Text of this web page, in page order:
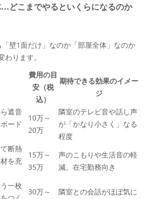
違うか
くらまで出す？家計や暮らしから考
算
リフォームの落とし穴と後悔しないた
も静かにならなかった相談事例と、原
方
落としで工事やり直し…よくあるトラ
額だけ見て選ぶと危険！比較すべき3
っ越しや売却か？堺市の中古市場から
”
どこまでやるといくらになるのか
壁1面だけ」なのか「部屋全体」なのか
ります。
費用の目
安（税
込）
期待できる効果のイメー
ジ
遮音
ード
10万～
20万
隣室のテレビ音や話し声
が「かなり小さく」なる
程度
断熱
を充
15万～
35万
声のこもりや生活音の軽
減、在宅勤務向き
一枚
30万～
隣室との会話がほぼ気に